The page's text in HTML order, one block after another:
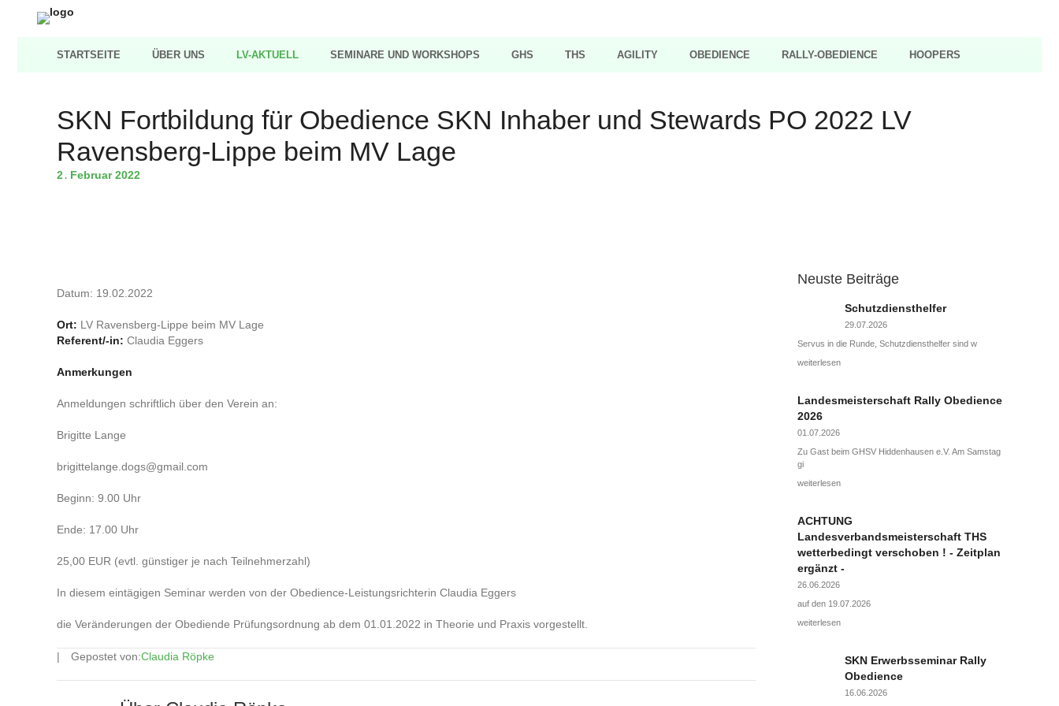
STARTSEITE ÜBER UNS LV-AKTUELL SEMINARE UND WORKSHOPS GHS THS AGILITY OBEDIENCE RALLY-OBEDIENCE HOOPERS
SKN Fortbildung für Obedience SKN Inhaber und Stewards PO 2022 LV
Ravensberg-Lippe beim MV Lage
2 . Februar2022
Datum: 19.02.2022
Ort: LV Ravensberg-Lippe beim MV Lage
Referent/-in: Claudia Eggers
Anmerkungen
Anmeldungen schriftlich über den Verein an:
Brigitte Lange
brigittelange.dogs@gmail.com
Beginn: 9.00 Uhr
Ende: 17.00 Uhr
25,00 EUR (evtl. günstiger je nach Teilnehmerzahl)
In diesem eintägigen Seminar werden von der Obedience-Leistungsrichterin Claudia Eggers
die Veränderungen der Obediende Prüfungsordnung ab dem 01.01.2022 in Theorie und Praxis vorgestellt.
Gepostet von:Claudia Röpke
Neuste Beiträge
Schutzdiensthelfer
29.07.2026
Servus in die Runde, Schutzdiensthelfer sind w
weiterlesen
Landesmeisterschaft Rally Obedience
2026
01.07.2026
Zu Gast beim GHSV Hiddenhausen e.V. Am Samstag
gi
weiterlesen
ACHTUNG
Landesverbandsmeisterschaft THS
wetterbedingt verschoben ! - Zeitplan
ergänzt -
26.06.2026
auf den 19.07.2026
weiterlesen
SKN Erwerbsseminar Rally
Obedience
16.06.2026